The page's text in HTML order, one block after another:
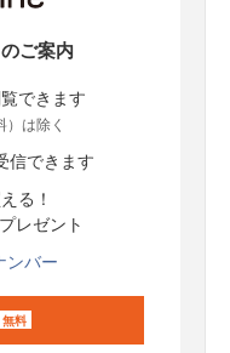
のご案内
できます
は除く
信できます
る！
レゼント
ンバー
無料